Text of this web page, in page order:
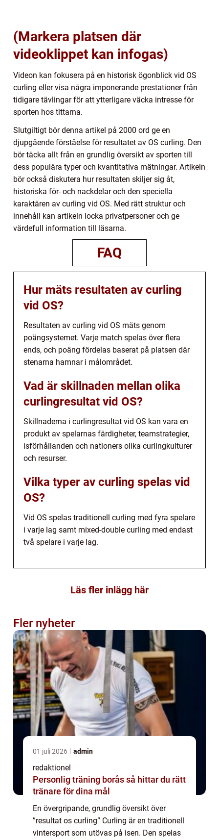
(Markera platsen där
videoklippet kan infogas)
Videon kan fokusera på en historisk ögonblick vid OS
curling eller visa några imponerande prestationer från
tidigare tävlingar för att ytterligare väcka intresse för
sporten hos tittarna.
Slutgiltigt bör denna artikel på 2000 ord ge en
djupgående förståelse för resultatet av OS curling. Den
bör täcka allt från en grundlig översikt av sporten till
dess populära typer och kvantitativa mätningar. Artikeln
bör också diskutera hur resultaten skiljer sig åt,
historiska för- och nackdelar och den speciella
karaktären av curling vid OS. Med rätt struktur och
innehåll kan artikeln locka privatpersoner och ge
värdefull information till läsarna.
FAQ
Hur mäts resultaten av curling
vid OS?
Resultaten av curling vid OS mäts genom
poängsystemet. Varje match spelas över flera
ends, och poäng fördelas baserat på platsen där
stenarna hamnar i målområdet.
Vad är skillnaden mellan olika
curlingresultat vid OS?
Skillnaderna i curlingresultat vid OS kan vara en
produkt av spelarnas färdigheter, teamstrategier,
isförhållanden och nationers olika curlingkulturer
och resurser.
Vilka typer av curling spelas vid
OS?
Vid OS spelas traditionell curling med fyra spelare
i varje lag samt mixed-double curling med endast
två spelare i varje lag.
Läs fler inlägg här
Fler nyheter
01 juli 2026 admin
redaktionel
Personlig träning borås så hittar du rätt
tränare för dina mål
En övergripande, grundlig översikt över
”resultat os curling” Curling är en traditionell
vintersport som utövas på isen. Den spelas